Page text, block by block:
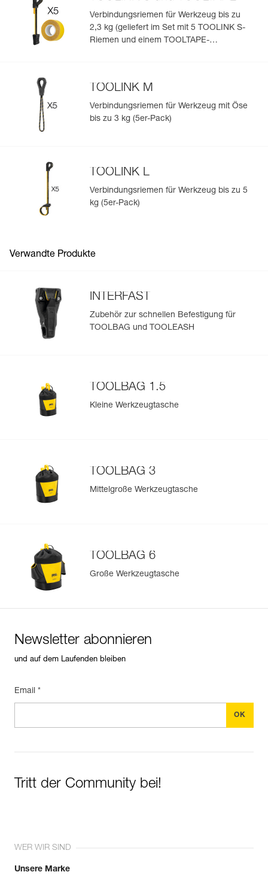
Einfache Verwaltung und Überprüfung Ihrer PSA
automatisch hochgeladen.
Importieren und exportieren Sie problemlos die Daten
Ihrer vorhandenen PSA-Bestände.
Sehen Sie sich die Geschichte eines Produkts ab dem
Mehr erfahren
Verbindungsriemen für Werkzeug bis zu
2,3 kg (geliefert im Set mit 5 TOOLINK S-
Riemen und einem TOOLTAPE-
TOOLINK M
Verbindungsriemen für Werkzeug mit Öse
bis zu 3 kg (5er-Pack)
TOOLINK L
Verbindungsriemen für Werkzeug bis zu 5
kg (5er-Pack)
Verwandte Produkte
INTERFAST
Zubehör zur schnellen Befestigung für
TOOLBAG und TOOLEASH
TOOLBAG 1.5
Kleine Werkzeugtasche
TOOLBAG 3
Mittelgroße Werkzeugtasche
TOOLBAG 6
Große Werkzeugtasche
Newsletter abonnieren
und auf dem Laufenden bleiben
Email *
Tritt der Community bei!
WER WIR SIND
Unsere Marke